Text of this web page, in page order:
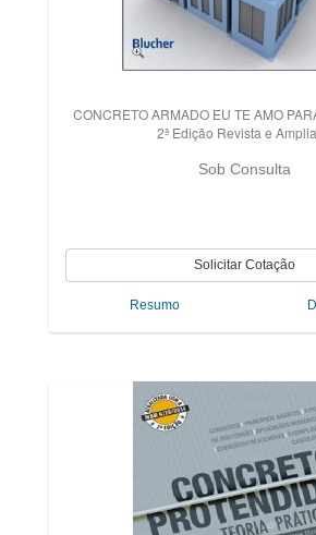
CONCRETO ARMADO EU TE AMO
2ª Edição Revista e
Sob Consulta
Resumo